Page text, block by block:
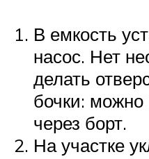
В емкость
насос. Нет
делать
бочки: можно
через борт.
На участке